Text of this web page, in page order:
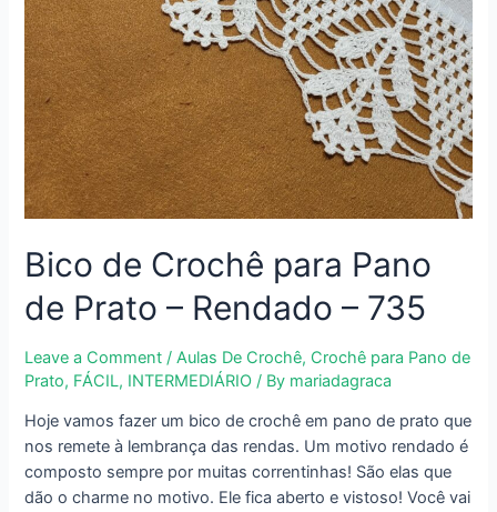
Bico de Crochê para Pano
de Prato – Rendado – 735
Leave a Comment /Aulas De Crochê, Crochê para Pano de
Prato, FÁCIL, INTERMEDIÁRIO / By mariadagraca
Hoje vamos fazer um bico de crochê em pano de prato que
nos remete à lembrança das rendas. Um motivo rendado é
composto sempre por muitas correntinhas! São elas que
dão o charme no motivo. Ele fica aberto e vistoso! Você vai